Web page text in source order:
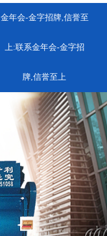
金年会-金字招牌,信誉至
上:联系金年会-金字招
牌,信誉至上